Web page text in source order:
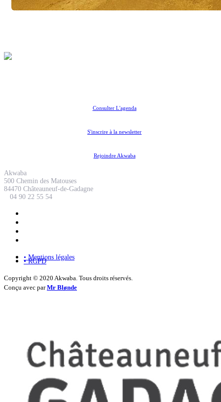
Consulter L'agenda
S'inscrire à la newsletter
Rejoindre Akwaba
Akwaba
500 Chemin des Matouses
84470 Châteauneuf-de-Gadagne
04 90 22 55 54
• Mentions légales
• RGPD
Copyright © 2020 Akwaba. Tous droits réservés.
Conçu avec parMr Blønde